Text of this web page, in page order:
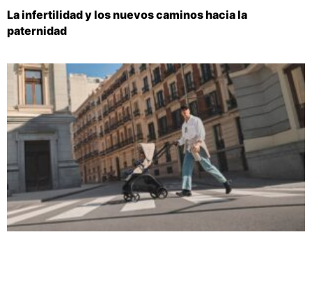
La infertilidad y los nuevos caminos hacia la
paternidad